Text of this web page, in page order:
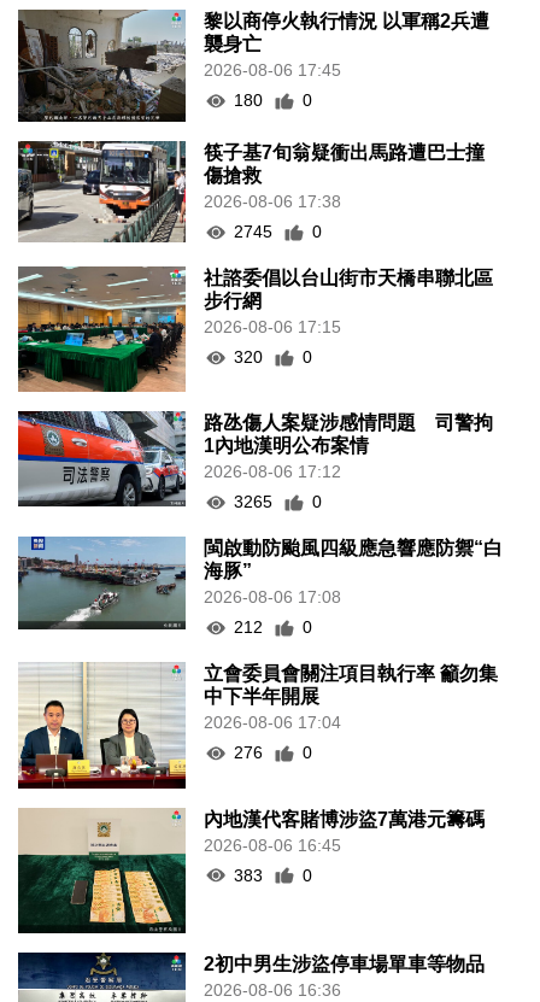
黎以商停火執行情況 以軍稱2兵遭
襲身亡
2026-08-06 17:45
180
0
筷子基7旬翁疑衝出馬路遭巴士撞
傷搶救
2026-08-06 17:38
2745
0
社諮委倡以台山街市天橋串聯北區
步行網
2026-08-06 17:15
320
0
路氹傷人案疑涉感情問題 司警拘
1內地漢明公布案情
2026-08-06 17:12
3265
0
閩啟動防颱風四級應急響應防禦“白
海豚”
2026-08-06 17:08
212
0
立會委員會關注項目執行率 籲勿集
中下半年開展
2026-08-06 17:04
276
0
內地漢代客賭博涉盜7萬港元籌碼
2026-08-06 16:45
383
0
2初中男生涉盜停車場單車等物品
2026-08-06 16:36